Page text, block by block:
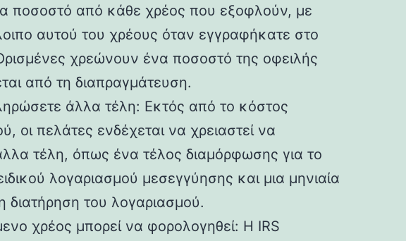
ποσοστό από κάθε χρέος που εξοφλούν, με
αυτού του χρέους όταν εγγραφήκατε στο
χρεώνουν ένα ποσοστό της οφειλής
από τη διαπραγμάτευση.
άλλα τέλη: Εκτός από το κόστος
οι πελάτες ενδέχεται να χρειαστεί να
τέλη, όπως ένα τέλος διαμόρφωσης για το
λογαριασμού μεσεγγύησης και μια μηνιαία
διατήρηση του λογαριασμού.
χρέος μπορεί να φορολογηθεί: Η IRS